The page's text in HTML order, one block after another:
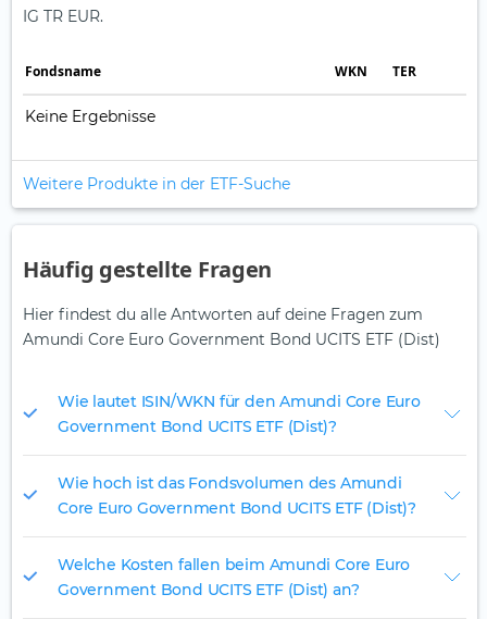
IG TR EUR.
Fonds­name WKN TER
Keine Ergebnisse
Weitere Produkte in der ETF-Suche
Häufig gestellte Fragen
Hier findest du alle Antworten auf deine Fragen zum
Amundi Core Euro Government Bond UCITS ETF (Dist)
Wie lautet ISIN/WKN für den Amundi Core Euro
Government Bond UCITS ETF (Dist)?
Wie hoch ist das Fondsvolumen des Amundi
Core Euro Government Bond UCITS ETF (Dist)?
Welche Kosten fallen beim Amundi Core Euro
Government Bond UCITS ETF (Dist) an?